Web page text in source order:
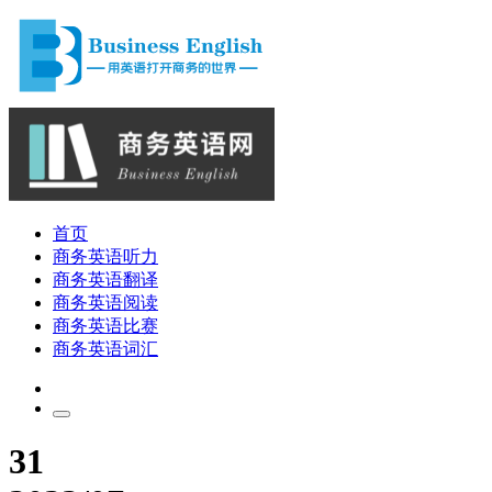
首页
商务英语听力
商务英语翻译
商务英语阅读
商务英语比赛
商务英语词汇
31